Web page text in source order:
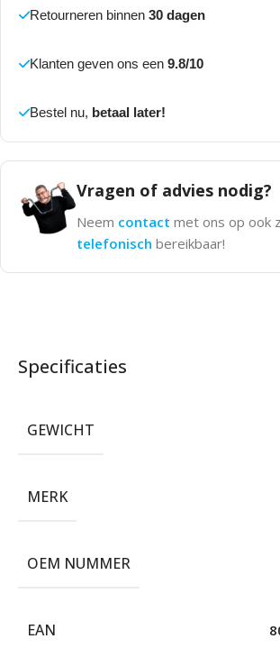
Retourneren binnen 30 dagen
Klanten geven ons een 9.8/10
Bestel nu, betaal later!
Vragen of advies nodig?
Neem contact met ons op ook
telefonisch bereikbaar!
Specificaties
GEWICHT
MERK
OEM NUMMER
EAN